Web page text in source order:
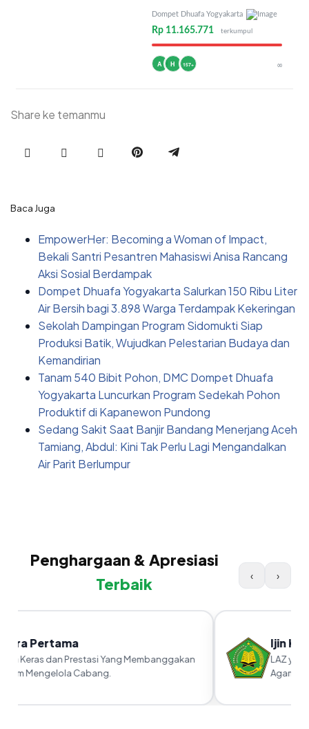
Dompet Dhuafa Yogyakarta
Rp 11.165.771 terkumpul
A H 157+ ∞
Share ke temanmu
Baca Juga
EmpowerHer: Becoming a Woman of Impact,
Bekali Santri Pesantren Mahasiswi Anisa Rancang
Aksi Sosial Berdampak
Dompet Dhuafa Yogyakarta Salurkan 150 Ribu Liter
Air Bersih bagi 3.898 Warga Terdampak Kekeringan
Sekolah Dampingan Program Sidomukti Siap
Produksi Batik, Wujudkan Pelestarian Budaya dan
Kemandirian
Tanam 540 Bibit Pohon, DMC Dompet Dhuafa
Yogyakarta Luncurkan Program Sedekah Pohon
Produktif di Kapanewon Pundong
Sedang Sakit Saat Banjir Bandang Menerjang Aceh
Tamiang, Abdul: Kini Tak Perlu Lagi Mengandalkan
Air Parit Berlumpur
Penghargaan & Apresiasi
Terbaik
‹ ›
Pertama
Keras dan Prestasi Yang Membanggakan
Mengelola Cabang.
Ijin
LAZ yang
Agama RI